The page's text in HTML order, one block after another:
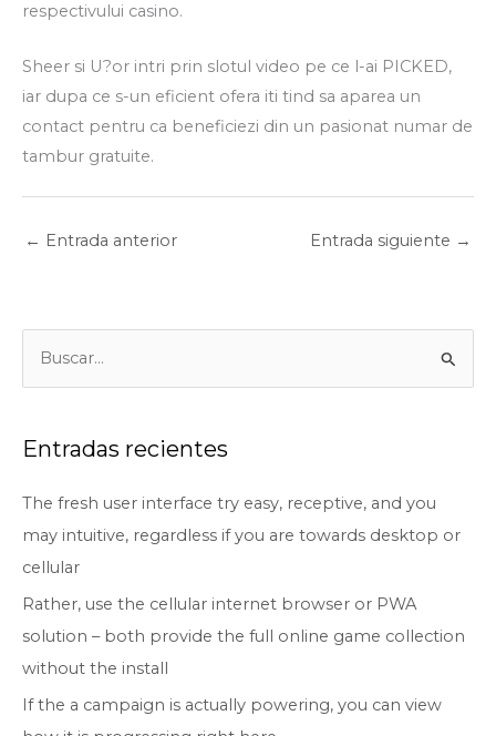
respectivului casino.
Sheer si U?or intri prin slotul video pe ce l-ai PICKED,
iar dupa ce s-un eficient ofera iti tind sa aparea un
contact pentru ca beneficiezi din un pasionat numar de
tambur gratuite.
← Entrada anterior Entrada siguiente →
c
r
p
o
r
:
Entradas recientes
The fresh user interface try easy, receptive, and you
may intuitive, regardless if you are towards desktop or
cellular
Rather, use the cellular internet browser or PWA
solution – both provide the full online game collection
without the install
If the a campaign is actually powering, you can view